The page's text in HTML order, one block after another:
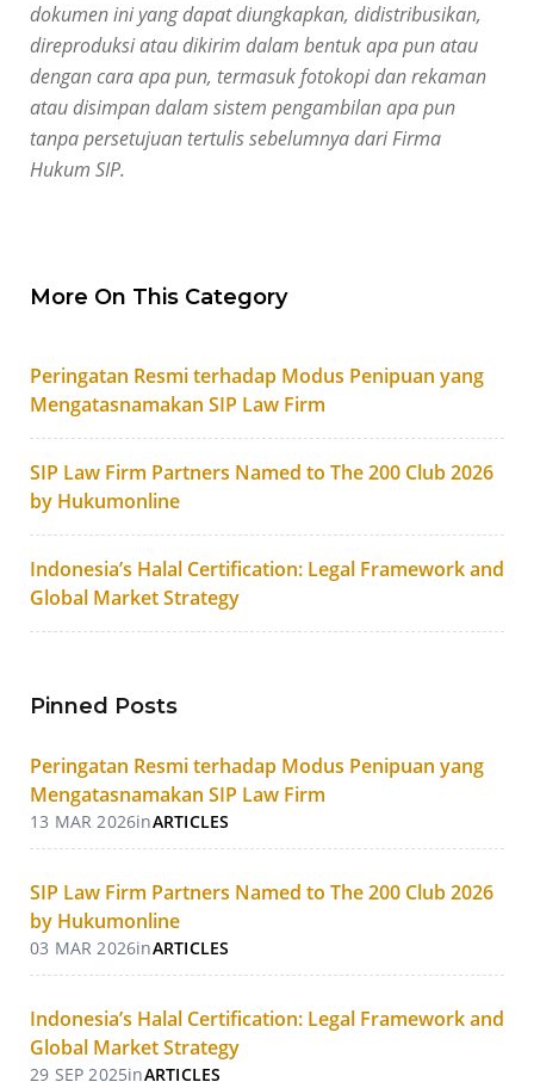
dokumen ini yang dapat diungkapkan, didistribusikan,
direproduksi atau dikirim dalam bentuk apa pun atau
dengan cara apa pun, termasuk fotokopi dan rekaman
atau disimpan dalam sistem pengambilan apa pun
tanpa persetujuan tertulis sebelumnya dari Firma
Hukum SIP.
More On This Category
Peringatan Resmi terhadap Modus Penipuan yang
Mengatasnamakan SIP Law Firm
SIP Law Firm Partners Named to The 200 Club 2026
by Hukumonline
Indonesia’s Halal Certification: Legal Framework and
Global Market Strategy
Pinned Posts
Peringatan Resmi terhadap Modus Penipuan yang
Mengatasnamakan SIP Law Firm
13 MAR 2026inARTICLES
SIP Law Firm Partners Named to The 200 Club 2026
by Hukumonline
03 MAR 2026inARTICLES
Indonesia’s Halal Certification: Legal Framework and
Global Market Strategy
29 SEP 2025inARTICLES